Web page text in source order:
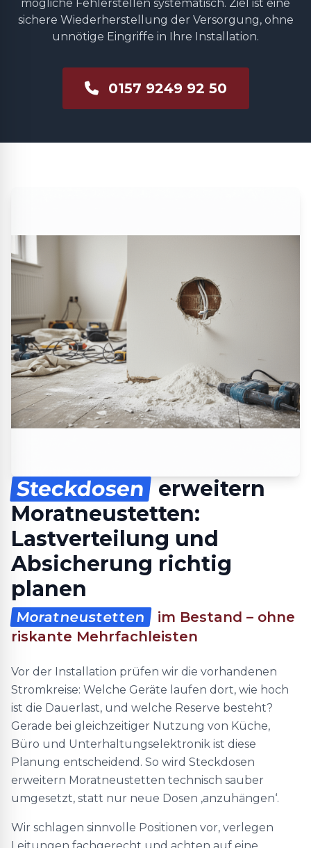
mögliche Fehlerstellen systematisch. Ziel ist eine
sichere Wiederherstellung der Versorgung, ohne
unnötige Eingriffe in Ihre Installation.
0157 9249 92 50
Steckdosen
erweitern
Moratneustetten:
Lastverteilung und
Absicherung richtig
planen
Moratneustetten
im Bestand – ohne
riskante Mehrfachleisten
Vor der Installation prüfen wir die vorhandenen
Stromkreise: Welche Geräte laufen dort, wie hoch
ist die Dauerlast, und welche Reserve besteht?
Gerade bei gleichzeitiger Nutzung von Küche,
Büro und Unterhaltungselektronik ist diese
Planung entscheidend. So wird Steckdosen
erweitern Moratneustetten technisch sauber
umgesetzt, statt nur neue Dosen ‚anzuhängen‘.
Wir schlagen sinnvolle Positionen vor, verlegen